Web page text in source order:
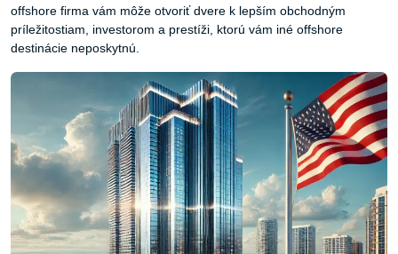
offshore firma vám môže otvoriť dvere k lepším obchodným
príležitostiam, investorom a prestíži, ktorú vám iné offshore
destinácie neposkytnú.